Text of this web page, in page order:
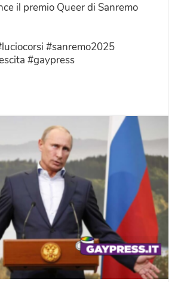
il premio Queer di Sanremo
#sanremo2025
#gaypress